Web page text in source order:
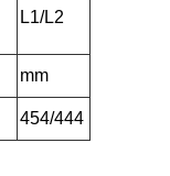
L1/L2
mm
454/444